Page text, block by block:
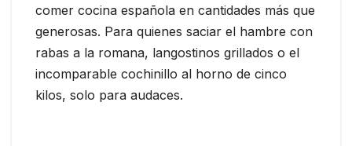
comer cocina española en cantidades más que
generosas. Para quienes saciar el hambre con
rabas a la romana, langostinos grillados o el
incomparable cochinillo al horno de cinco
kilos, solo para audaces.